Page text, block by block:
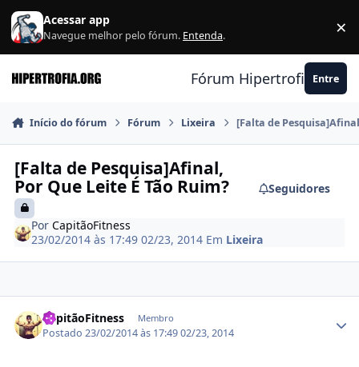
Ir para conteúdo
Acessar app
Navegue melhor pelo fórum. Entenda. ×
Fórum Hipertrofia.org
Entre
Início do fórum Fórum Lixeira [Falta de
[Falta de Pesquisa]Afinal,
Por Que Leite É Tão Ruim?
Seguidores
PorCapitãoFitness
23/02/2014 às 17:4902/23, 2014 Em Lixeira
CapitãoFitness Membro
Postado23/02/2014 às 17:4902/23, 2014